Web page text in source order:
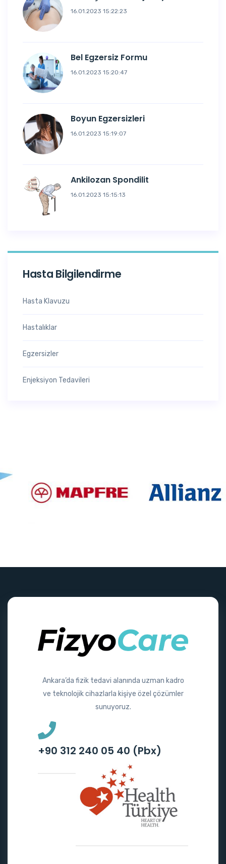
16.01.2023 15:22:23
Bel Egzersiz Formu
16.01.2023 15:20:47
Boyun Egzersizleri
16.01.2023 15:19:07
Ankilozan Spondilit
16.01.2023 15:15:13
Hasta Bilgilendirme
Hasta Klavuzu
Hastalıklar
Egzersizler
Enjeksiyon Tedavileri
Ankara’da fizik tedavi alanında uzman kadro
ve teknolojik cihazlarla kişiye özel çözümler
sunuyoruz.
+90 312 240 05 40 (Pbx)